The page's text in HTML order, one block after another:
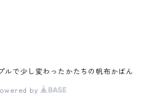
で少し変わったかたちの帆布かばん
by